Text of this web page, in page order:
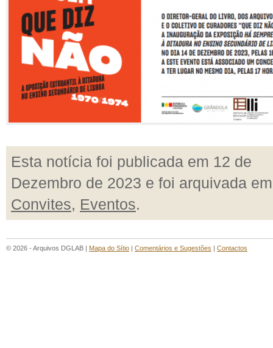
Esta notícia foi publicada em 12 de
Dezembro de 2023 e foi arquivada
Convites, Eventos.
© 2026 - Arquivos DGLAB | Mapa do Sítio | Comentários e Sugestões | Contactos